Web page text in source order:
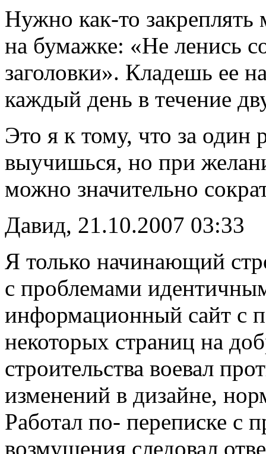
Нужно как-то
на бумажке: «Не ленись
заголовки». Кладешь ее
каждый день в течение
Это я к тому, что за один
выучишься, но при
можно значительно
Давид, 21.10.2007 03:33
Я только начинающий
с проблемами
информационный сайт с
некоторых страниц на
строительства воевал
изменений в дизайне,
Работал по- переписке с
возмущения следовал